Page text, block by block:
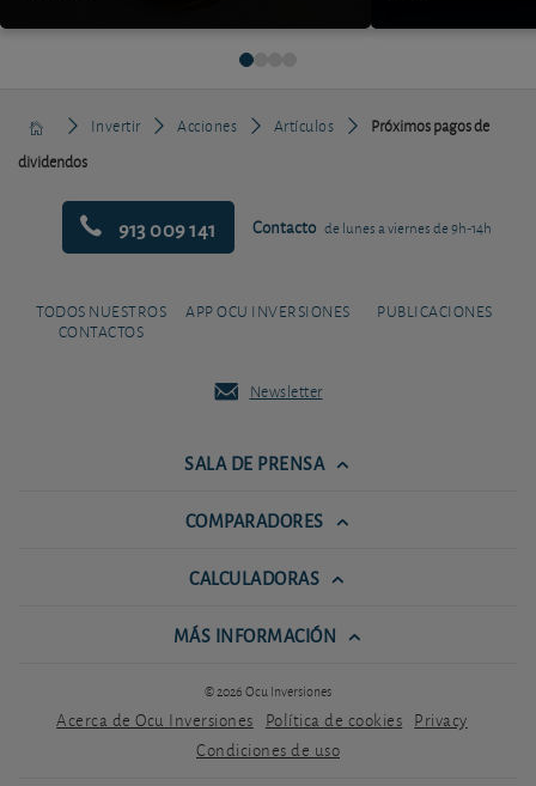
Invertir Acciones Artículos
Próximos pagos de
dividendos
913 009 141 Contacto de lunes a viernes de 9h-14h
TODOS NUESTROS
CONTACTOS
APP OCU INVERSIONES PUBLICACIONES
Newsletter
SALA DE PRENSA
COMPARADORES
CALCULADORAS
MÁS INFORMACIÓN
© 2026 Ocu Inversiones
Acerca de Ocu Inversiones Política de cookies Privacy
Condiciones de uso